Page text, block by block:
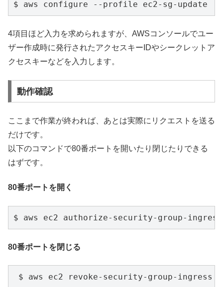
$ aws configure --profile ec2-sg-update
4項目ほど入力を求められますが、AWSコンソールでユー
ザー作成時に発行されたアクセスキーIDやシークレットア
クセスキーなどを入力します。
動作確認
ここまで作業が終われば、あとは実際にリクエストを送る
だけです。
以下のコマンドで80番ポートを開いたり閉じたりできる
はずです。
80番ポートを開く
$ aws ec2 authorize-security-group-
80番ポートを閉じる
$ aws ec2 revoke-security-group-ingress